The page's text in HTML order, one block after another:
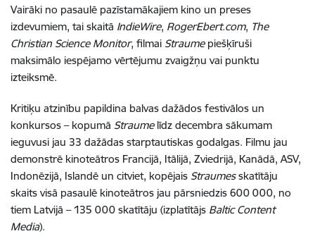
Vairāki no pasaulē pazīstamākajiem kino un preses
izdevumiem, tai skaitā IndieWire, RogerEbert.com, The
Christian Science Monitor, filmai Straumepiešķīruši
maksimālo iespējamo vērtējumu zvaigžņu vai punktu
izteiksmē.
Kritiķu atzinību papildina balvas dažādos festivālos un
konkursos – kopumā Straumelīdz decembra sākumam
ieguvusi jau 33 dažādas starptautiskas godalgas. Filmu jau
demonstrē kinoteātros Francijā, Itālijā, Zviedrijā, Kanādā, ASV,
Indonēzijā, Islandē un citviet, kopējais Straumesskatītāju
skaits visā pasaulē kinoteātros jau pārsniedzis 600 000, no
tiem Latvijā – 135 000 skatītāju (izplatītājs Baltic Content
Media).